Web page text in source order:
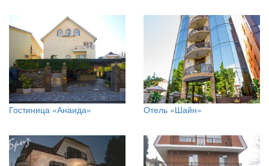
Гостиница «Анаида» Отель «Шайн»